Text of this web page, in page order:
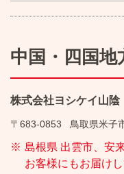
中国・四国地
株式会社ヨシケイ山陰
〒683-0853 鳥取県米子
島根県 出雲市、安
お客様にもお届けし